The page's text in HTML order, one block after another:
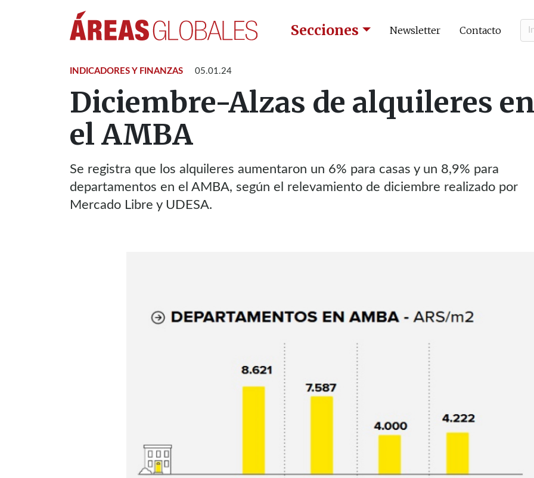
Secciones Newsletter Contacto
INDICADORES Y FINANZAS 05.01.24
Diciembre-Alzas de alquileres en
el AMBA
Se registra que los alquileres aumentaron un 6% para casas y un 8,9% para
departamentos en el AMBA, según el relevamiento de diciembre realizado por
Mercado Libre y UDESA.